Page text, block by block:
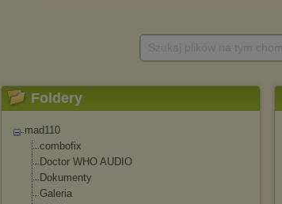
Foldery
mad110
combofix
Doctor WHO AUDIO
Dokumenty
Galeria